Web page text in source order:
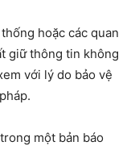
hoặc các quan
giữ thông tin không
với lý do bảo vệ
một bản báo